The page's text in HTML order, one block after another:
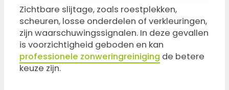
Zichtbare slijtage, zoals roestplekken,
scheuren, losse onderdelen of verkleuringen,
zijn waarschuwingssignalen. In deze gevallen
is voorzichtigheid geboden en kan
professionele zonweringreiniging de betere
keuze zijn.